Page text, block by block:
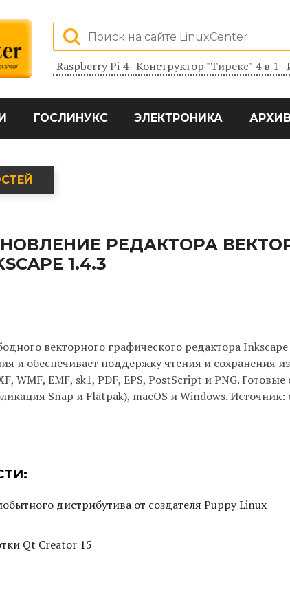
Raspberry Pi 4 Конструктор "Тирекс" 4 в 1
ГОСЛИНУКС ЭЛЕКТРОНИКА АРХИВ
РЕДАКТОРА
1.4.3
векторного графического редактора
и обеспечивает поддержку чтения и сохранения
WMF, EMF, sk1, PDF, EPS, PostScript и PNG.
Snap и Flatpak), macOS и Windows.
дистрибутива от создателя Puppy Linux
Qt Creator 15